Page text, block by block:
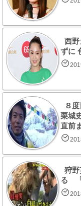
西
ずに
８
栗城
直前
狩
る 「